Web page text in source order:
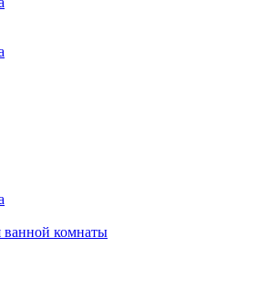
ванной комнаты